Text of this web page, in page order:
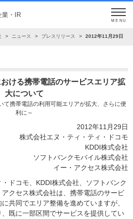
業・IR
MENU
ニュース プレスリリース 2012年11月29日
ける携帯電話のサービスエリア拡
大について
て携帯電話の利用可能エリアが拡大、さらに便
利に～
2012年11月29日
株式会社エヌ・ティ・ティ・ドコモ
KDDI株式会社
ソフトバンクモバイル株式会社
イー・アクセス株式会社
ドコモ、KDDI株式会社、ソフトバンク
クセス株式会社は、携帯電話のサービ
共同でエリア整備を進めていますが、
既に一部区間でサービスを提供してい